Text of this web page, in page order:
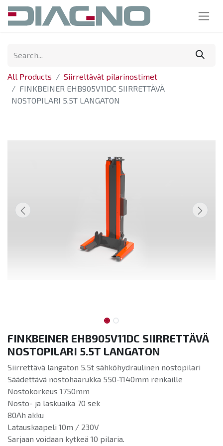
All Products
Siirreltävät pilarinostimet
FINKBEINER EHB905V11DC SIIRRETTÄVÄ
NOSTOPILARI 5.5T LANGATON
FINKBEINER EHB905V11DC SIIRRETTÄVÄ
NOSTOPILARI 5.5T LANGATON
Siirrettävä langaton 5.5t sähköhydraulinen nostopilari
Säädettävä nostohaarukka 550-1140mm renkaille
Nostokorkeus 1750mm
Nosto- ja laskuaika 70 sek
80Ah akku
Latauskaapeli 10m / 230V
Sarjaan voidaan kytkeä 10 pilaria.